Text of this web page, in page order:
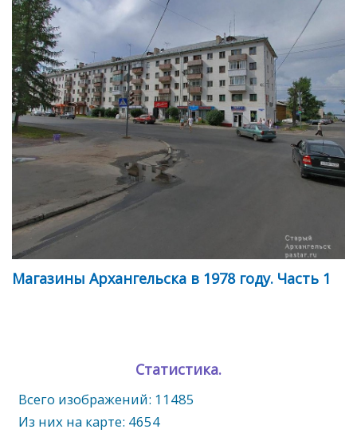
Магазины Архангельска в 1978 году. Часть 1
Статистика.
Всего изображений: 11485
Из них на карте: 4654